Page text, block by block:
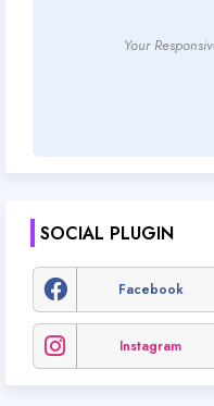
Your
SOCIAL PLUGIN
Facebook
Instagram